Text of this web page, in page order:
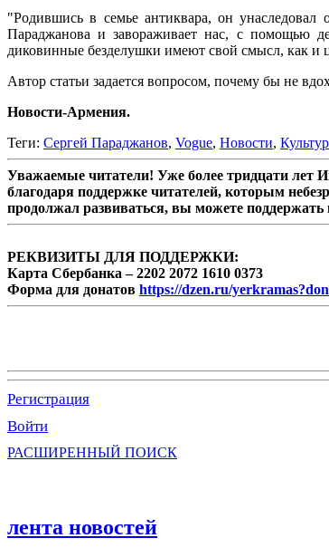
"Родившись в семье антиквара, он
Параджанова и завораживает нас, с помощью
диковинные безделушки имеют свой смысл, как и
Автор статьи задается вопросом, почему бы не
Новости-Армения.
Теги: Сергей Параджанов, Vogue, Новости,
Уважаемые читатели! Уже более тридцати лет
благодаря поддержке читателей, которым
продолжал развиваться, вы можете
РЕКВИЗИТЫ ДЛЯ ПОДДЕРЖКИ:
Карта Сбербанка – 2202 2072 1610 0373
Форма для донатов https://dzen.ru/
Регистрация
Войти
РАСШИРЕННЫЙ ПОИСК
лента новостей